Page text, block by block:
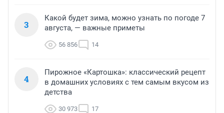
3
Какой будет зима, можно узнать по погоде 7
августа, — важные приметы
56 856 14
4
Пирожное «Картошка»: классический рецепт
в домашних условиях с тем самым вкусом из
детства
30 973 17